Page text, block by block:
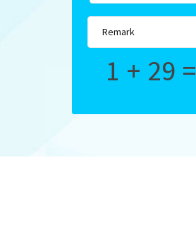
1 + 29 =